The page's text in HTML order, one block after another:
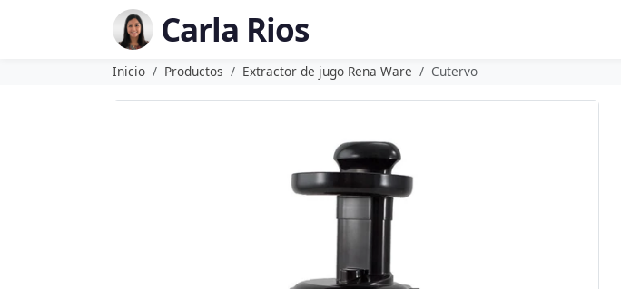
Carla Rios
Inicio Productos Extractor de jugo Rena Ware Cutervo